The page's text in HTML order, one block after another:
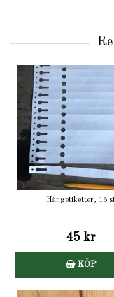
Hängetiketter, 16
45 kr
KÖP